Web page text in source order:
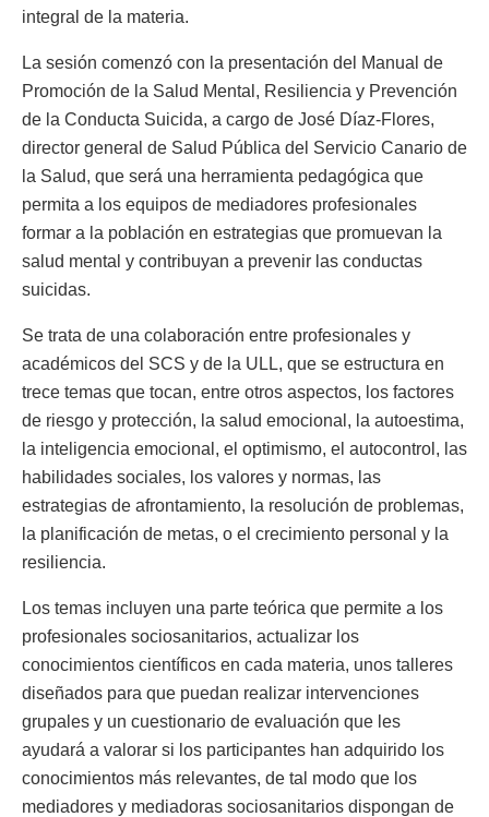
integral de la materia.
La sesión comenzó con la presentación del Manual de
Promoción de la Salud Mental, Resiliencia y Prevención
de la Conducta Suicida, a cargo de José Díaz-Flores,
director general de Salud Pública del Servicio Canario de
la Salud, que será una herramienta pedagógica que
permita a los equipos de mediadores profesionales
formar a la población en estrategias que promuevan la
salud mental y contribuyan a prevenir las conductas
suicidas.
Se trata de una colaboración entre profesionales y
académicos del SCS y de la ULL, que se estructura en
trece temas que tocan, entre otros aspectos, los factores
de riesgo y protección, la salud emocional, la autoestima,
la inteligencia emocional, el optimismo, el autocontrol, las
habilidades sociales, los valores y normas, las
estrategias de afrontamiento, la resolución de problemas,
la planificación de metas, o el crecimiento personal y la
resiliencia.
Los temas incluyen una parte teórica que permite a los
profesionales sociosanitarios, actualizar los
conocimientos científicos en cada materia, unos talleres
diseñados para que puedan realizar intervenciones
grupales y un cuestionario de evaluación que les
ayudará a valorar si los participantes han adquirido los
conocimientos más relevantes, de tal modo que los
mediadores y mediadoras sociosanitarios dispongan de